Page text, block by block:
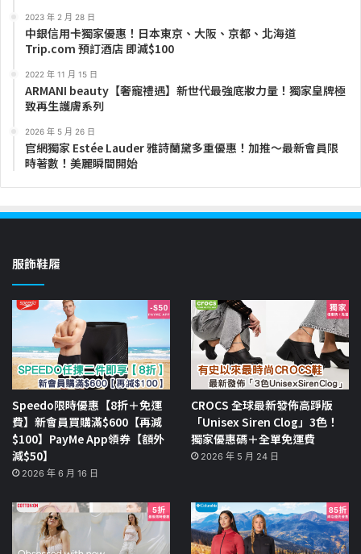
2023 年 2 月 28 日
中銀信用卡獨家優惠！日本東京、大阪、京都、北海道
Trip.com 預訂酒店 即減$100
2022 年 11 月 15 日
ARMANI beauty【奢寵禮遇】新世代最強底妝力量！獨家皇牌極
致再生護膚系列
2026 年 5 月 26 日
官網獨家 Estée Lauder 雅詩蘭黛多重優惠！加推～最新會員限
時著數！美麗瞬間開始
服飾鞋履
Speedo限時優惠【8折＋免運
費】新會員買購滿$600【再減
$100】PayMe App領券【額外
減$50】
2026 年 6 月 16 日
CROCS 全球最新發佈高踭版
「Unisex Siren Clog」3色！
獨家優惠碼＋全單免運費
2026 年 5 月 24 日